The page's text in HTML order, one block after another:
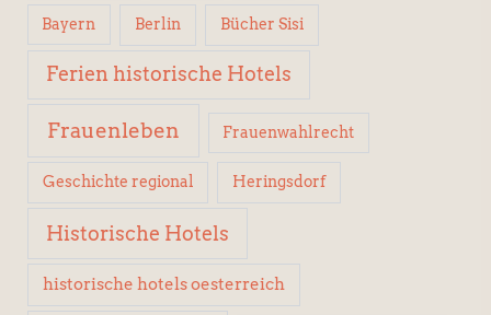
Bayern Berlin Bücher Sisi
Ferien historische Hotels
Frauenleben Frauenwahlrecht
Geschichte regional Heringsdorf
Historische Hotels
historische hotels oesterreich